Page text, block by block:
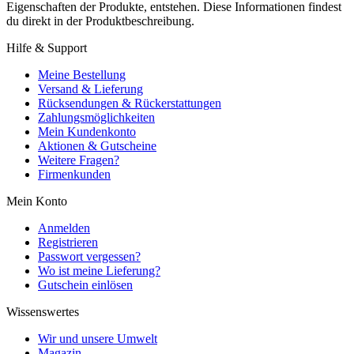
Eigenschaften der Produkte, entstehen. Diese Informationen findest
du direkt in der Produktbeschreibung.
Hilfe & Support
Meine Bestellung
Versand & Lieferung
Rücksendungen & Rückerstattungen
Zahlungsmöglichkeiten
Mein Kundenkonto
Aktionen & Gutscheine
Weitere Fragen?
Firmenkunden
Mein Konto
Anmelden
Registrieren
Passwort vergessen?
Wo ist meine Lieferung?
Gutschein einlösen
Wissenswertes
Wir und unsere Umwelt